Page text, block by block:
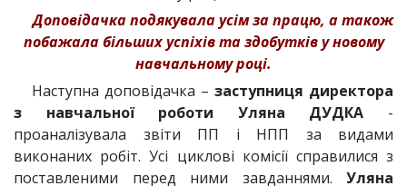
Доповідачка подякувала усім за працю, а також
побажала більших успіхів та здобутків у новому
навчальному році.
Наступна доповідачка – заступниця директора
з навчальної роботи Уляна ДУДКА -
проаналізувала звіти ПП і НПП за видами
виконаних робіт. Усі циклові комісії справилися з
поставленими перед ними завданнями. Уляна